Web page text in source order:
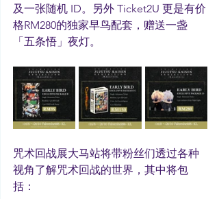
及一张随机 ID。另外 Ticket2U 更是有价
格RM280的独家早鸟配套，赠送一盏
「五条悟」夜灯。
咒术回战展大马站将带粉丝们透过各种
视角了解咒术回战的世界，其中将包
括：